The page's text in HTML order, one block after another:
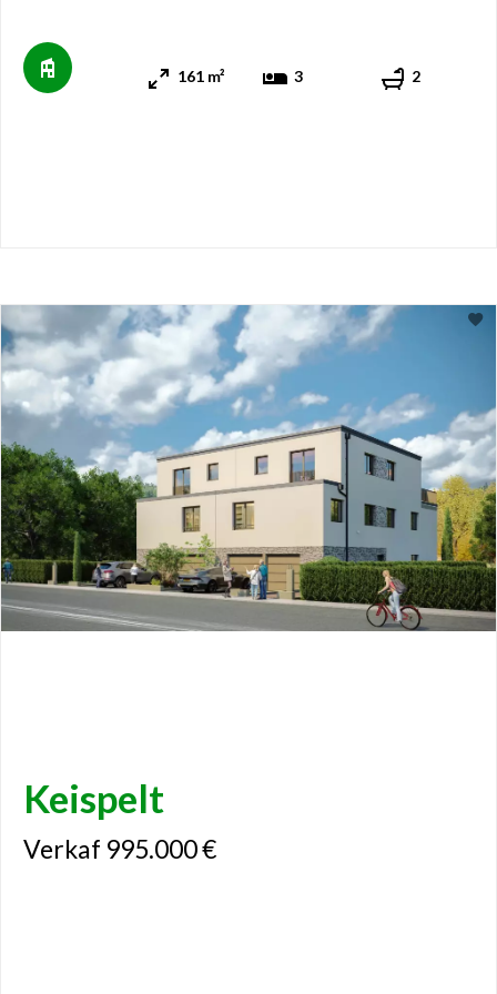
161 m² 3 2
Keispelt
Verkaf 995.000 €